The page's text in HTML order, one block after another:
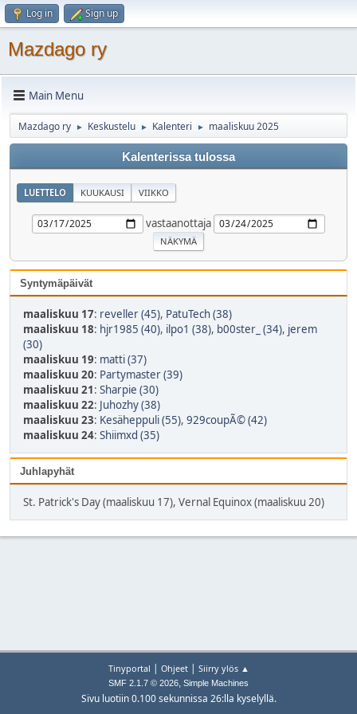
Log in Sign up
Mazdago ry
Main Menu
Mazdago ry ► Keskustelu ► Kalenteri ► maaliskuu 2025
Kalenterissa tulossa
LUETTELO KUUKAUSI VIIKKO
vastaanottaja
Syntymäpäivät
maaliskuu 17: reveller (45), PatuTech (38)
maaliskuu 18: hjr1985 (40), ilpo1 (38), b00ster_ (34), jerem
(30)
maaliskuu 19: matti (37)
maaliskuu 20: Partymaster (39)
maaliskuu 21: Sharpie (30)
maaliskuu 22: Juhozhy (38)
maaliskuu 23: Kesäheppuli (55), 929coupÃ© (42)
maaliskuu 24: Shiimxd (35)
Juhlapyhät
St. Patrick's Day (maaliskuu 17), Vernal Equinox (maaliskuu 20)
Tinyportal | Ohjeet| Siirry ylös ▲
SMF 2.1.7 © 2026, Simple Machines
Sivu luotiin 0.100 sekunnissa 26:lla kyselyllä.